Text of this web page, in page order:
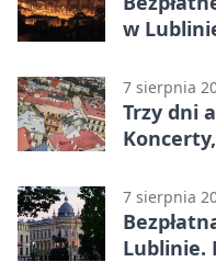
w
7 sierpnia
Trzy dni
7 sierpnia
Lublinie.